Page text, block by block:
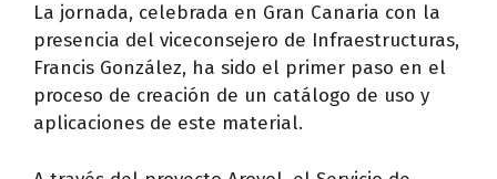
La jornada, celebrada en Gran Canaria con la
presencia del viceconsejero de Infraestructuras,
Francis González, ha sido el primer paso en el
proceso de creación de un catálogo de uso y
aplicaciones de este material.